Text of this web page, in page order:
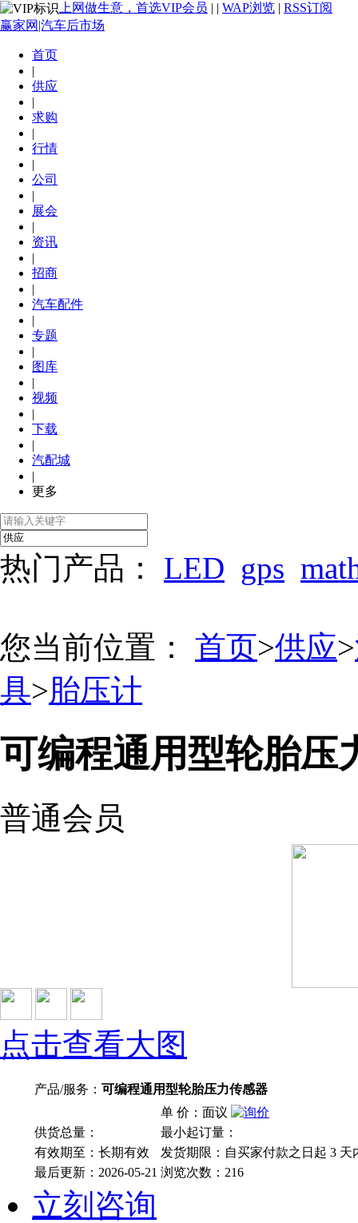
上网做生意，首选VIP会员 | | WAP浏览 | RSS订阅
赢家网|汽车后市场
首页
|
供应
|
求购
|
行情
|
公司
|
展会
|
资讯
|
招商
|
汽车配件
|
专题
|
图库
|
视频
|
下载
|
汽配城
|
更多
热门产品： LED gps
您当前位置： 首页>供应>
具>胎压计
可编程通用型轮胎压
普通会员
点击查看大图
产品/服务： 可编程通用型轮胎压力传感器
单 价：面议
供货总量：
最小起订量：
有效期至：长期有效
发货期限：自买家付款之日起 3 天
最后更新：2026-05-21 浏览次数： 216
立刻咨询